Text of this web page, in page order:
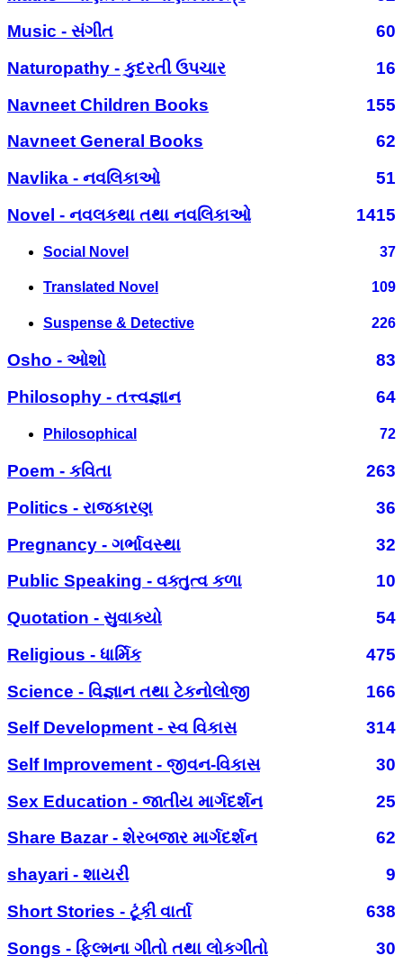
Music - સંગીત
60
Naturopathy - કુદરતી ઉપચાર
16
Navneet Children Books
155
Navneet General Books
62
Navlika - નવલિકાઓ
51
Novel - નવલકથા તથા નવલિકાઓ
1415
Social Novel 37
Translated Novel 109
Suspense & Detective 226
Osho - ઓશો
83
Philosophy - તત્ત્વજ્ઞાન
64
Philosophical 72
Poem - કવિતા
263
Politics - રાજકારણ
36
Pregnancy - ગર્ભાવસ્થા
32
Public Speaking - વક્તુત્વ કળા
10
Quotation - સુવાક્યો
54
Religious - ધાર્મિક
475
Science - વિજ્ઞાન તથા ટેકનોલોજી
166
Self Development - સ્વ વિકાસ
314
Self Improvement - જીવન-વિકાસ
30
Sex Education - જાતીય માર્ગદર્શન
25
Share Bazar - શેરબજાર માર્ગદર્શન
62
shayari - શાયરી
9
Short Stories - ટૂંકી વાર્તા
638
Songs - ફિલ્મના ગીતો તથા લોકગીતો
30